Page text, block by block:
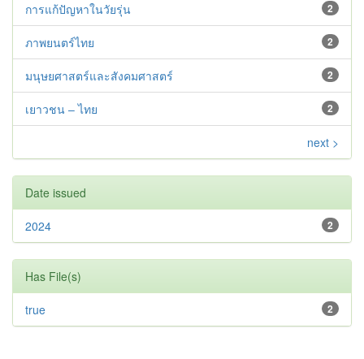
2
การแก้ปัญหาในวัยรุ่น
2
ภาพยนตร์ไทย
2
มนุษยศาสตร์และสังคมศาสตร์
2
เยาวชน – ไทย
next >
Date issued
2
2024
Has File(s)
2
true